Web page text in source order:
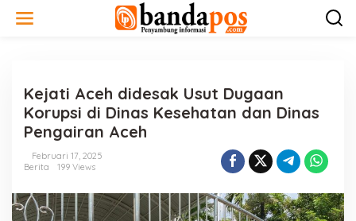
Kejati Aceh didesak Usut Dugaan
Korupsi di Dinas Kesehatan dan Dinas
Pengairan Aceh
Februari 17, 2025
Berita
199 Views